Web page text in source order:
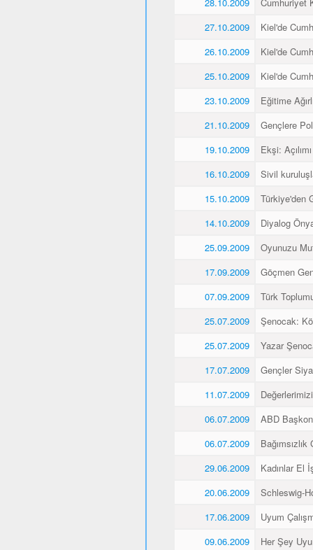
27.10.2009
Kiel'de
26.10.2009
Kiel'de
25.10.2009
Kiel'de
23.10.2009
Eğitime
21.10.2009
Gençlere
19.10.2009
Ekşi:
16.10.2009
Sivil
15.10.2009
Türkiye'den
14.10.2009
Diyalog
25.09.2009
Oyunuzu
17.09.2009
Göçmen
07.09.2009
Türk
25.07.2009
Şenocak:
25.07.2009
Yazar
17.07.2009
Gençler
11.07.2009
06.07.2009
ABD
06.07.2009
29.06.2009
Kadınlar El
20.06.2009
Schleswig-
17.06.2009
Uyum
09.06.2009
Her Şey